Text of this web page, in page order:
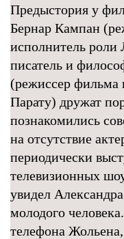
Предыстория у
Бернар Кампан
исполнитель
писатель и
(режиссер фильма
Парату) дружат
познакомились
на отсутствие
периодически
телевизионных
увидел
молодого
телефона